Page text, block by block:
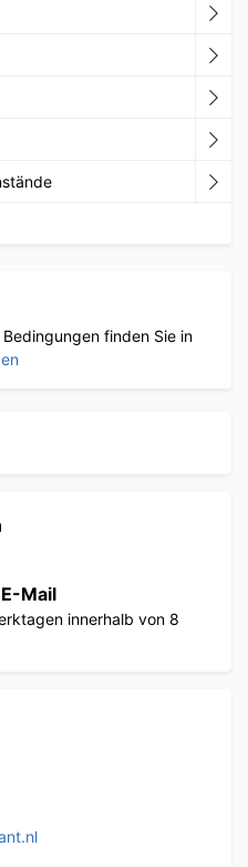
finden Sie in
Mail
innerhalb von 8